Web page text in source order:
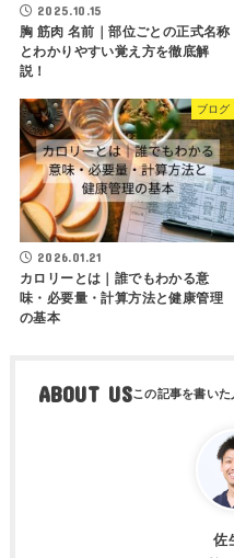
2025.10.15
胸 筋肉 名前｜部位ごとの正式名称
とわかりやすい覚え方を徹底解
説！
ブログ
2026.01.21
カロリーとは｜誰でもわかる意
味・必要量・計算方法と健康管理
の基本
ABOUT US
佐